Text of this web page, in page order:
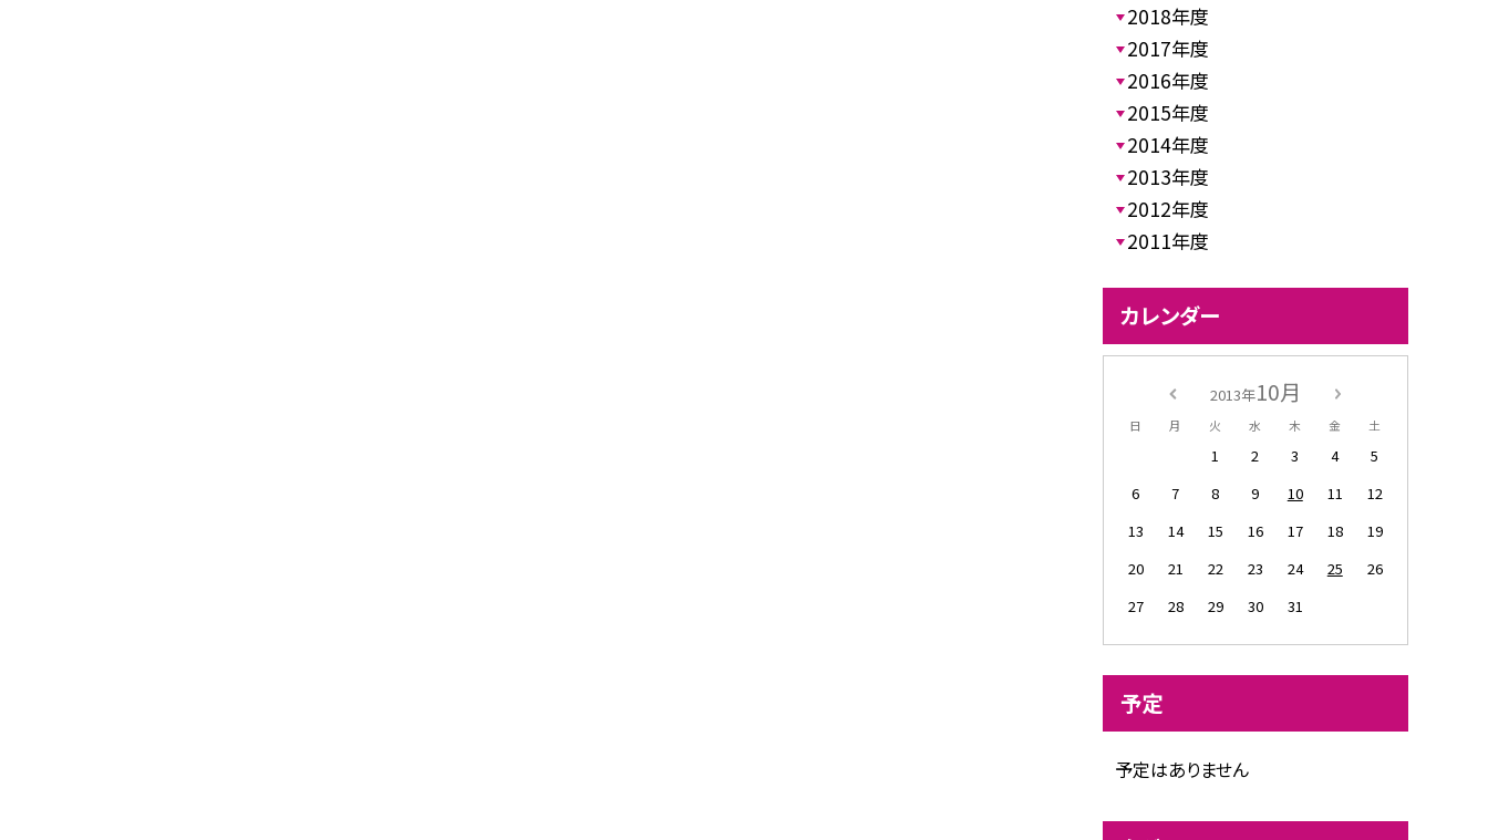
2018年度
2017年度
2016年度
2015年度
2014年度
2013年度
2012年度
2011年度
カレンダー
2013年10月
日 月 火 水 木 金 土
1 2 3 4
5
6
7 8 9 10 11
12
13
14 15 16 17 18
19
20
21 22 23 24 25
26
27
28 29 30 31
予定
予定はありません